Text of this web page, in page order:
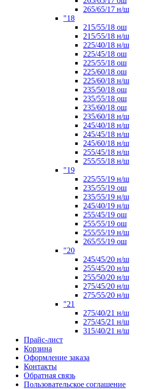
265/65/17 н/ш
"18
215/55/18 ош
215/55/18 н/ш
225/40/18 н/ш
225/45/18 ош
225/55/18 ош
225/60/18 ош
225/60/18 н/ш
235/50/18 ош
235/55/18 ош
235/60/18 ош
235/60/18 н/ш
245/40/18 н/ш
245/45/18 н/ш
245/60/18 н/ш
255/45/18 н/ш
255/55/18 н/ш
"19
225/55/19 н/ш
235/55/19 ош
235/55/19 н/ш
245/40/19 н/ш
255/45/19 ош
255/55/19 ош
255/55/19 н/ш
265/55/19 ош
"20
245/45/20 н/ш
255/45/20 н/ш
255/50/20 н/ш
275/45/20 н/ш
275/55/20 н/ш
"21
275/40/21 н/ш
275/45/21 н/ш
315/40/21 н/ш
Прайс-лист
Корзина
Оформление заказа
Контакты
Обратная связь
Пользовательское соглашение